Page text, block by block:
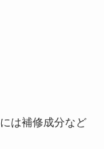
は補修成分など